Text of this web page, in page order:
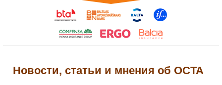
Новости, статьи и мнения об OCTA